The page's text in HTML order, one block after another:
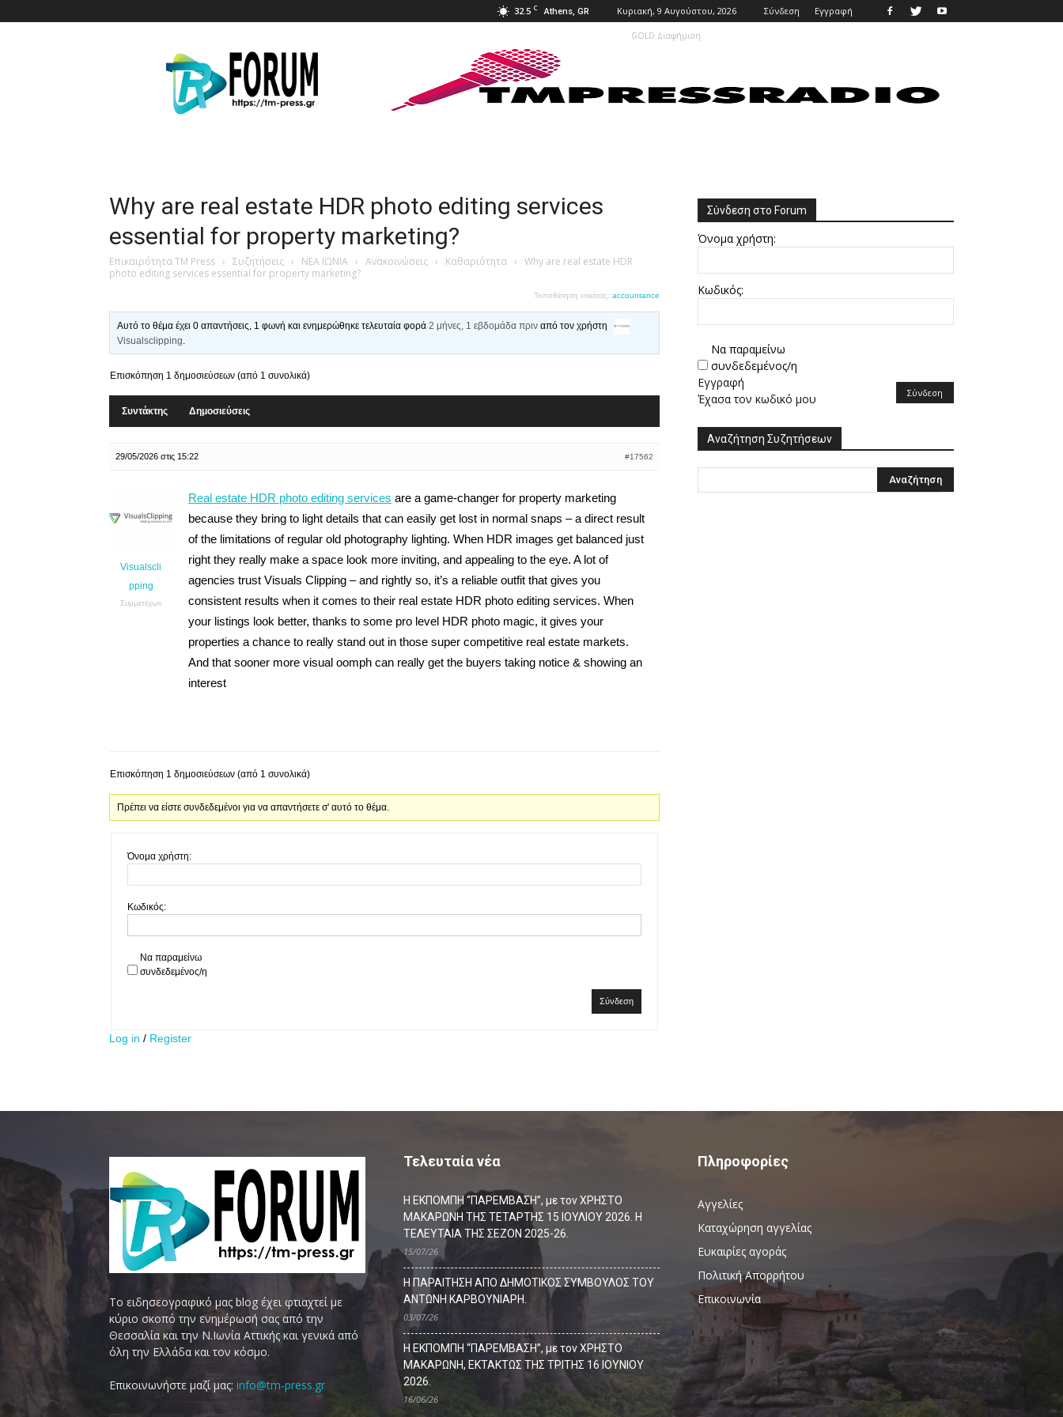
32.5 C Athens, GR Κυριακή, 9 Αυγούστου, 2026 Σύνδεση Εγγραφή
Press
GOLD Διαφήμιση
Why are real estate HDR photo editing services
essential for property marketing?
Επικαιρότητα TM Press › Συζητήσεις › ΝΕΑ ΙΩΝΙΑ › Ανακοινώσεις › Καθαριότητα › Why are real estate HDR
photo editing services essential for property marketing?
Τοποθέτηση ετικέτας: accountance
Αυτό το θέμα έχει 0 απαντήσεις, 1 φωνή και ενημερώθηκε τελευταία φορά2 μήνες, 1 εβδομάδα πριν από τον χρήστη
Visualsclipping.
Επισκόπηση 1 δημοσιεύσεων (από 1 συνολικά)
Συντάκτης Δημοσιεύσεις
29/05/2026 στις 15:22 #17562
Visualscli
pping
Συμμετέχων
Real estate HDR photo editing services are a game-changer for property marketing
because they bring to light details that can easily get lost in normal snaps – a direct result
of the limitations of regular old photography lighting. When HDR images get balanced just
right they really make a space look more inviting, and appealing to the eye. A lot of
agencies trust Visuals Clipping – and rightly so, it’s a reliable outfit that gives you
consistent results when it comes to their real estate HDR photo editing services. When
your listings look better, thanks to some pro level HDR photo magic, it gives your
properties a chance to really stand out in those super competitive real estate markets.
And that sooner more visual oomph can really get the buyers taking notice & showing an
interest
Επισκόπηση 1 δημοσιεύσεων (από 1 συνολικά)
Πρέπει να είστε συνδεδεμένοι για να απαντήσετε σ' αυτό το θέμα.
Όνομα χρήστη:
Κωδικός:
Να παραμείνω
συνδεδεμένος/η
Σύνδεση
Log in / Register
Σύνδεση στο Forum
Όνομα χρήστη:
Κωδικός:
Να παραμείνω
συνδεδεμένος/η
Σύνδεση
Εγγραφή
Έχασα τον κωδικό μου
Αναζήτηση Συζητήσεων
Το ειδησεογραφικό μας blog έχει φτιαχτεί με
κύριο σκοπό την ενημέρωσή σας από την
Θεσσαλία και την Ν.Ιωνία Αττικής και γενικά από
όλη την Ελλάδα και τον κόσμο.
Επικοινωνήστε μαζί μας: info@tm-press.gr
Τελευταία νέα
Η ΕΚΠΟΜΠΗ “ΠΑΡΕΜΒΑΣΗ”, με τον ΧΡΗΣΤΟ
ΜΑΚΑΡΩΝΗ ΤΗΣ ΤΕΤΑΡΤΗΣ 15 ΙΟΥΛΙΟΥ 2026. Η
ΤΕΛΕΥΤΑΙΑ ΤΗΣ ΣΕΖΟΝ 2025-26.
15/07/26
Η ΠΑΡΑΙΤΗΣΗ ΑΠΟ ΔΗΜΟΤΙΚΟΣ ΣΥΜΒΟΥΛΟΣ ΤΟΥ
ΑΝΤΩΝΗ ΚΑΡΒΟΥΝΙΑΡΗ.
03/07/26
Η ΕΚΠΟΜΠΗ “ΠΑΡΕΜΒΑΣΗ”, με τον ΧΡΗΣΤΟ
ΜΑΚΑΡΩΝΗ, ΕΚΤΑΚΤΩΣ ΤΗΣ ΤΡΙΤΗΣ 16 ΙΟΥΝΙΟΥ
2026.
16/06/26
Πληροφορίες
Αγγελίες
Καταχώρηση αγγελίας
Ευκαιρίες αγοράς
Πολιτική Απορρήτου
Επικοινωνία